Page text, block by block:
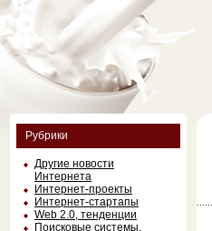
Рубрики
Другие новости
Интернета
Интернет-проекты
Интернет-стартапы
Web 2.0, тенденции
Поисковые системы,